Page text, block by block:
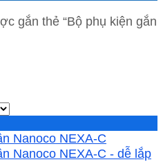
gắn thẻ “Bộ phụ kiện gắn